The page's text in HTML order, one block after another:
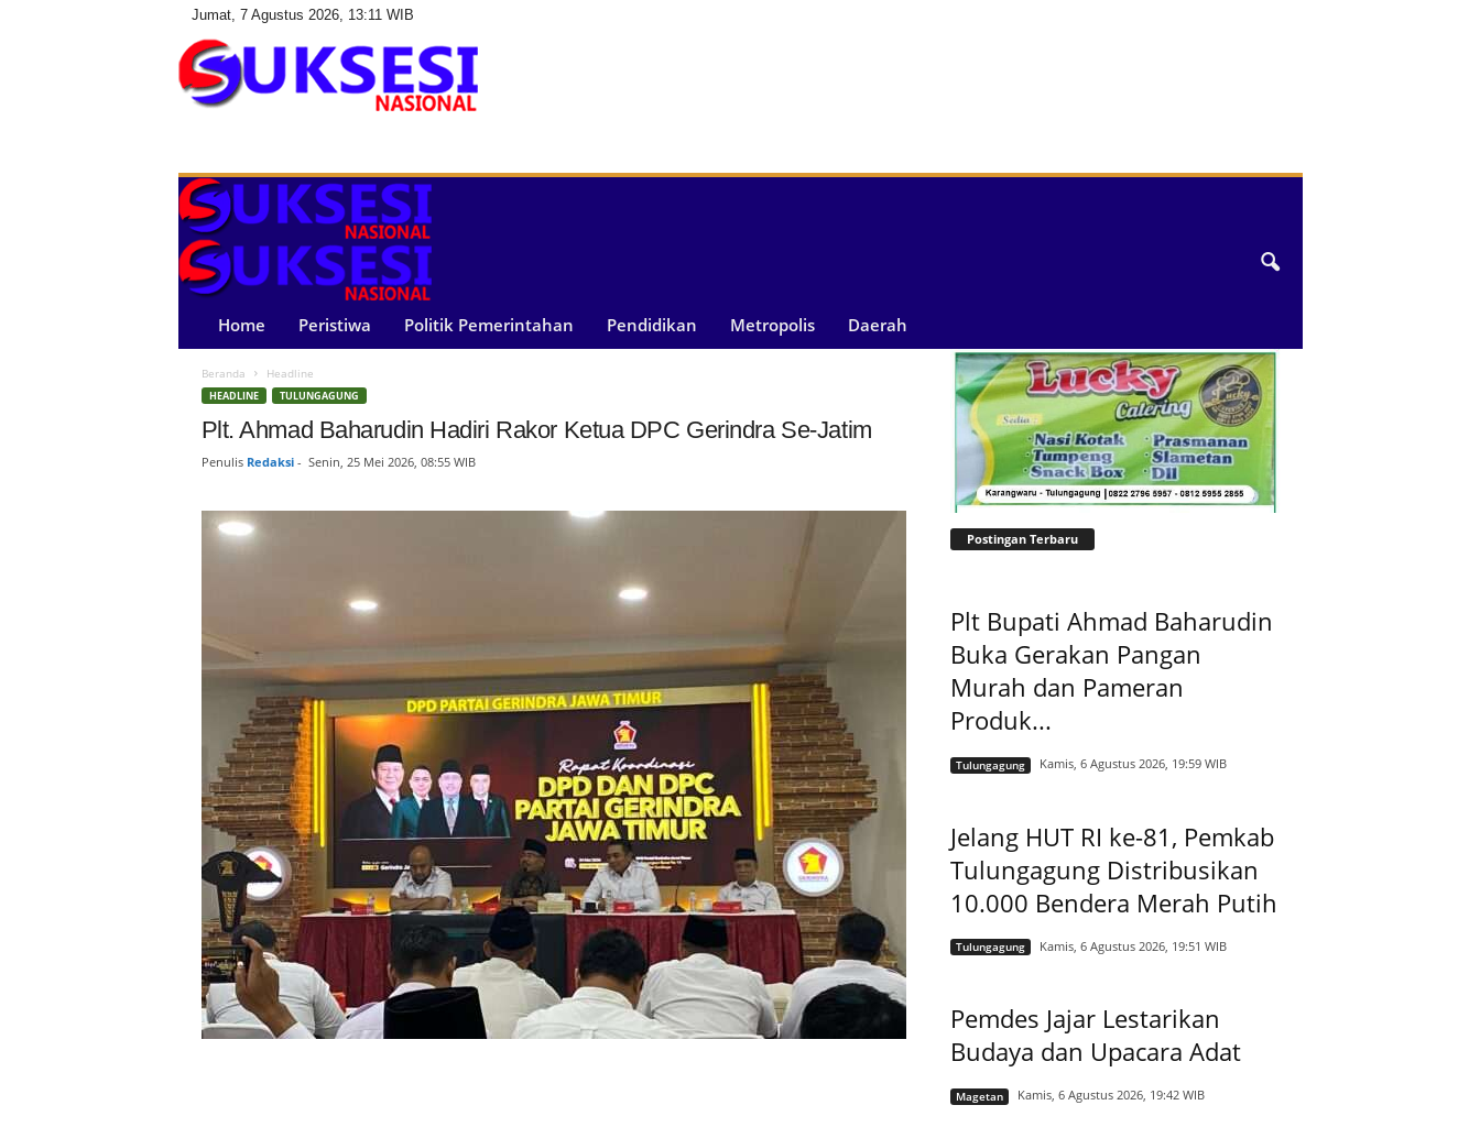
Jumat, 7 Agustus 2026, 13:11 WIB
s
e
i
N
i
Home Peristiwa Politik Pemerintahan Pendidikan Metropolis Daerah
Beranda Headline
HEADLINE TULUNGAGUNG
Plt. Ahmad Baharudin Hadiri Rakor Ketua DPC Gerindra Se-Jatim
Penulis Redaksi- Senin, 25 Mei 2026, 08:55 WIB
Postingan Terbaru
Plt Bupati Ahmad Baharudin
Buka Gerakan Pangan
Murah dan Pameran
Produk...
Tulungagung Kamis, 6 Agustus 2026, 19:59 WIB
Jelang HUT RI ke-81, Pemkab
Tulungagung Distribusikan
10.000 Bendera Merah Putih
Tulungagung Kamis, 6 Agustus 2026, 19:51 WIB
Pemdes Jajar Lestarikan
Budaya dan Upacara Adat
Magetan Kamis, 6 Agustus 2026, 19:42 WIB